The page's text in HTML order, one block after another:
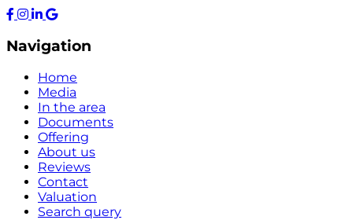
Navigation
Home
Media
In the area
Documents
Offering
About us
Reviews
Contact
Valuation
Search query